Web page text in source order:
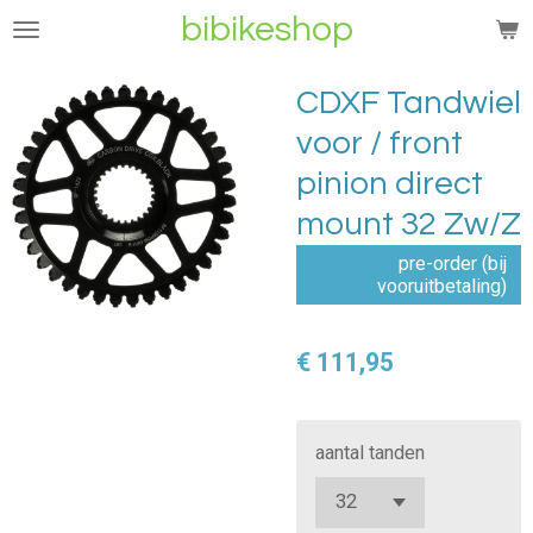
Ga
hoofdinhoud
bibikeshop
CDXF Tandwiel
voor / front
pinion direct
mount 32 Zw/Z
pre-order (bij
vooruitbetaling)
€ 111,95
aantal tanden